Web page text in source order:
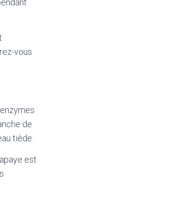
vous
de
tiède.
est